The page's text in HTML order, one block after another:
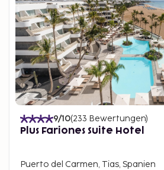
9/10(233 Bewertungen)
Plus Fariones Suite Hotel
Puerto del Carmen, Tias, Spanien